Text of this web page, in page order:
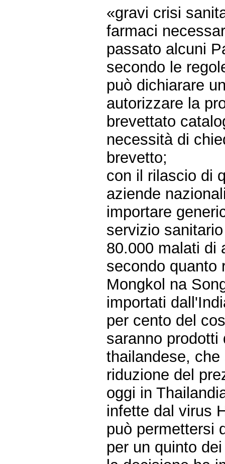
«gravi crisi
farmaci
passato alcuni
secondo le
può dichiarare
autorizzare la
brevettato
necessità di
brevetto;
con il rilascio di
aziende
importare
servizio
80.000 malati di
secondo quanto
Mongkol na
importati
per cento del
saranno
thailandese,
riduzione del
oggi in
infette dal virus
può permettersi
per un quinto